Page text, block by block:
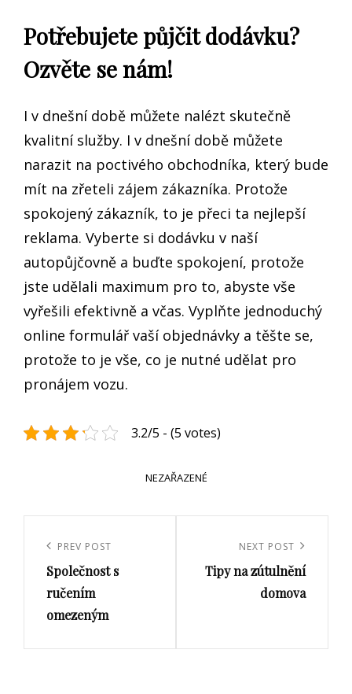
Potřebujete půjčit dodávku?
Ozvěte se nám!
I v dnešní době můžete nalézt skutečně
kvalitní služby. I v dnešní době můžete
narazit na poctivého obchodníka, který bude
mít na zřeteli zájem zákazníka. Protože
spokojený zákazník, to je přeci ta nejlepší
reklama. Vyberte si dodávku v naší
autopůjčovně a buďte spokojení, protože
jste udělali maximum pro to, abyste vše
vyřešili efektivně a včas. Vyplňte jednoduchý
online formulář vaší objednávky a těšte se,
protože to je vše, co je nutné udělat pro
pronájem vozu.
3.2/5 - (5 votes)
CATEGORIES
NEZAŘAZENÉ
pro
příspěvek
Previous
Post
PREV POST
Společnost s
ručením
omezeným
Post
NEXT POST
Tipy na zútulnění
domova